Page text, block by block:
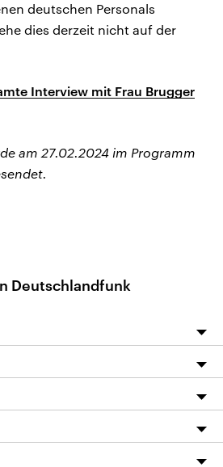
deutschen Personals
dies derzeit nicht auf der
Interview mit Frau Brugger
am 27.02.2024 im Programm
Deutschlandfunk
auf dlf.de